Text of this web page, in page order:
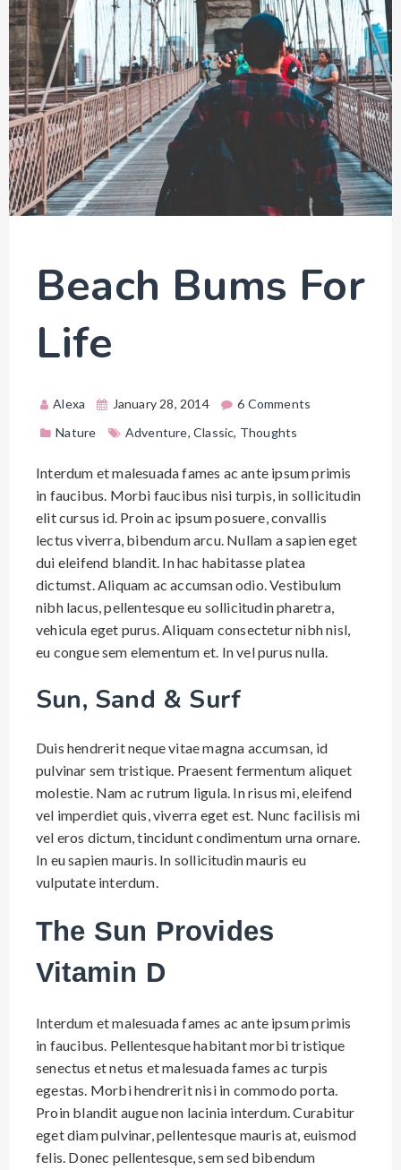
Beach Bums For
Life
Alexa January 28, 2014
6 Comments
Nature
Adventure,Classic, Thoughts
Interdum et malesuada fames ac ante ipsum primis
in faucibus. Morbi faucibus nisi turpis, in sollicitudin
elit cursus id. Proin ac ipsum posuere, convallis
lectus viverra, bibendum arcu. Nullam a sapien eget
dui eleifend blandit. In hac habitasse platea
dictumst. Aliquam ac accumsan odio. Vestibulum
nibh lacus, pellentesque eu sollicitudin pharetra,
vehicula eget purus. Aliquam consectetur nibh nisl,
eu congue sem elementum et. In vel purus nulla.
Sun, Sand & Surf
Duis hendrerit neque vitae magna accumsan, id
pulvinar sem tristique. Praesent fermentum aliquet
molestie. Nam ac rutrum ligula. In risus mi, eleifend
vel imperdiet quis, viverra eget est. Nunc facilisis mi
vel eros dictum, tincidunt condimentum urna ornare.
In eu sapien mauris. In sollicitudin mauris eu
vulputate interdum.
The Sun Provides
Vitamin D
Interdum et malesuada fames ac ante ipsum primis
in faucibus. Pellentesque habitant morbi tristique
senectus et netus et malesuada fames ac turpis
egestas. Morbi hendrerit nisi in commodo porta.
Proin blandit augue non lacinia interdum. Curabitur
eget diam pulvinar, pellentesque mauris at, euismod
felis. Donec pellentesque, sem sed bibendum